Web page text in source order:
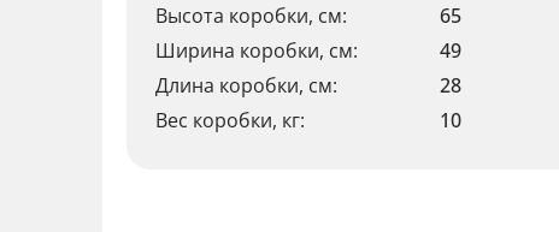
Высота коробки, см:
65
Ширина коробки, см:
49
Длина коробки, см:
28
Вес коробки, кг:
10